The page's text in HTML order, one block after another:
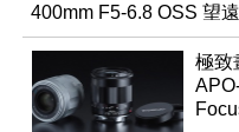
400mm F5-6.8 OSS 望遠
變焦鏡頭
極致